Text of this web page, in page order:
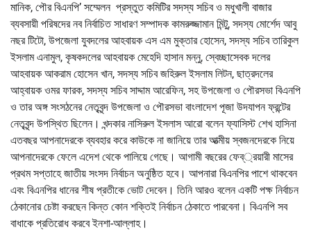
মানিক, পৌর বিএনপি’ সম্মেলন প্রস্তুত কমিটির সদস্য সচিব ও মধুখালী বাজার
ব্যবসায়ী পরিষদের নব নির্বাচিত সাধারণ সম্পাদক কামরুজ্জামান মিন্টু, সদস্য মোর্শেদ আবু
নছর টিটো, উপজেলা যুবদলের আহবায়ক এস এম মুক্তার হোসেন, সদস্য সচিব তারিকুল
ইসলাম এনামুল, কৃষকদলের আহবায়ক মেহেদি হাসান মন্নু, স্বেচ্ছাসেবক দলের
আহবায়ক আকরাম হোসেন খান, সদস্য সচিব জহিরুল ইসলাম লিটন, ছাত্রদলের
আহ্বায়ক ওমর ফারক, সদস্য সচিব সাদ্দাম আরেফিন, সহ উপজেলা ও পৌরসভা বিএনপি
ও তার অঙ্গ সংসঠনের নেতৃবৃন্দ উপজেলা ও পৌরসভা বাংলাদেশ পূজা উদযাপন ফ্রন্টের
নেতৃবৃন্দ উপস্থিত ছিলেন। খন্দকার নাসিরুল ইসলাস আরো বলেন ফ্যাসিস্ট শেখ হাসিনা
এতবছর আপনাদেরকে ব্যবহার করে কাউকে না জানিয়ে তার আত্মীয় স্বজনদেরকে নিয়ে
আপনাদেরকে ফেলে এদেশ থেকে পালিয়ে গেছে। আগামী বছরের ফেব্্রয়ারী মাসের
প্রথম সপ্তাহে জাতীয় সংসদ নির্বাচন অনুষ্ঠিত হবে। আপনারা বিএনপির পাশে থাকবেন
এবং বিএনপির ধানের শীষ প্রতীকে ভোট দেবেন। তিনি আরও বলেন একটি পক্ষ নির্বাচন
ঠেকানোর চেষ্টা করছেন কিন্ত কোন শক্তিই নির্বাচন ঠেকাতে পারবেনা। বিএনপি সব
বাধাকে প্রতিরোধ করবে ইনশা-আল্লাহ।